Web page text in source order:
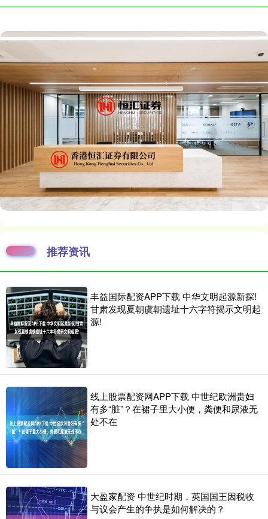
推荐资讯
丰益国际配资APP下载 中华文明起源新探!
甘肃发现夏朝虞朝遗址十六字符揭示文明起
源!
线上股票配资网APP下载 中世纪欧洲贵妇
有多“脏”？在裙子里大小便，粪便和尿液无
处不在
大盈家配资 中世纪时期，英国国王因税收
与议会产生的争执是如何解决的？